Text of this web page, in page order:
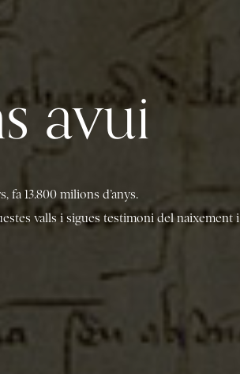
avui
fa 13.800 milions d’anys.
valls i sigues testimoni del naixement i